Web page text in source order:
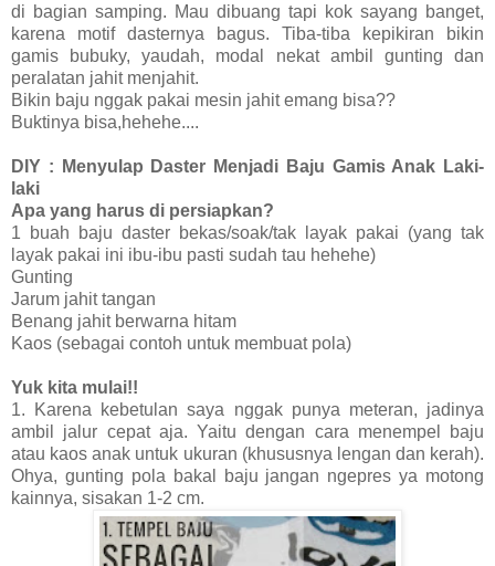
di bagian samping. Mau dibuang tapi kok sayang banget,
karena motif dasternya bagus. Tiba-tiba kepikiran bikin
gamis bubuky, yaudah, modal nekat ambil gunting dan
peralatan jahit menjahit.
Bikin baju nggak pakai mesin jahit emang bisa??
Buktinya bisa,hehehe....
DIY : Menyulap Daster Menjadi Baju Gamis Anak Laki-
laki
Apa yang harus di persiapkan?
1 buah baju daster bekas/soak/tak layak pakai (yang tak
layak pakai ini ibu-ibu pasti sudah tau hehehe)
Gunting
Jarum jahit tangan
Benang jahit berwarna hitam
Kaos (sebagai contoh untuk membuat pola)
Yuk kita mulai!!
1. Karena kebetulan saya nggak punya meteran, jadinya
ambil jalur cepat aja. Yaitu dengan cara menempel baju
atau kaos anak untuk ukuran (khususnya lengan dan kerah).
Ohya, gunting pola bakal baju jangan ngepres ya motong
kainnya, sisakan 1-2 cm.